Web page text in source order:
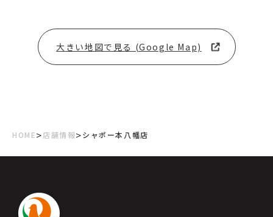
大きい地図で見る (Google Map)
HOME>店舗情報>シャポー本八幡店